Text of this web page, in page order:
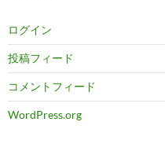
ログイン
投稿フィード
コメントフィード
WordPress.org